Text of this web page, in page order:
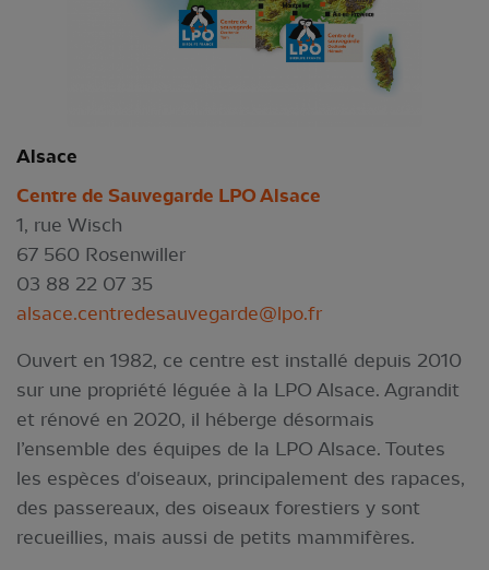
Alsace
Centre de Sauvegarde LPO Alsace
1, rue Wisch
67 560 Rosenwiller
03 88 22 07 35
alsace.centredesauvegarde@lpo.fr
Ouvert en 1982, ce centre est installé depuis 2010
sur une propriété léguée à la LPO Alsace. Agrandit
et rénové en 2020, il héberge désormais
l’ensemble des équipes de la LPO Alsace. Toutes
les espèces d'oiseaux, principalement des rapaces,
des passereaux, des oiseaux forestiers y sont
recueillies, mais aussi de petits mammifères.